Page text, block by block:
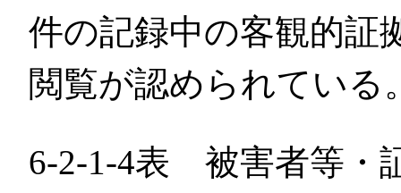
件の記録中の客観的証
閲覧が認められている
6-2-1-4表 被害者等・